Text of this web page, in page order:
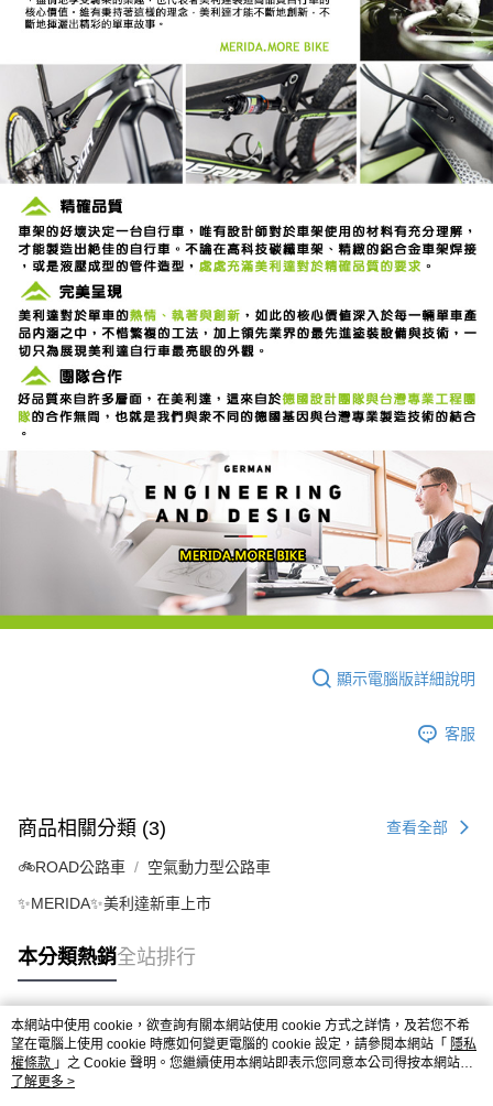
顯示電腦版詳細說明
客服
商品相關分類 (3) 查看全部
🚲ROAD公路車 空氣動力型公路車
✨MERIDA✨美利達新車上市
本分類熱銷全站排行
熱門標籤
本網站中使用 cookie，欲查詢有關本網站使用 cookie 方式之詳情，及若您不希
望在電腦上使用 cookie 時應如何變更電腦的 cookie 設定，請參閱本網站「 隱私
權條款 」之 Cookie 聲明。您繼續使用本網站即表示您同意本公司得按本網站使
用條款之 Cookie 聲明使用 cookie。
了解更多 >